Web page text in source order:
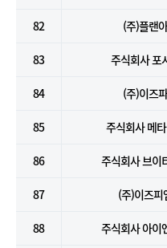
82 (주)플랜
83 주식회사 포
84 (주)이즈
85 주식회사 메
86 주식회사 브이
87 (주)이즈피
88 주식회사 아이